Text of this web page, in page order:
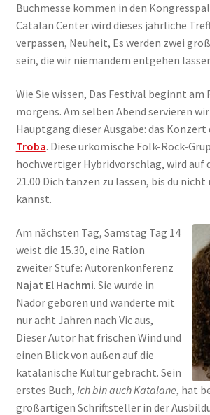
Buchmesse kommen in den
Catalan Center wird dieses jährliche
verpassen, Neuheit, Es werden zwei
sein, die wir niemandem entgehen
Wie Sie wissen, Das Festival beginnt am
morgens. Am selben Abend servieren
Hauptgang dieser Ausgabe: das Konzert
Troba. Diese urkomische Folk-Rock-
hochwertiger Hybridvorschlag, wird auf
21.00 Dich tanzen zu lassen, bis du
kannst.
Am nächsten Tag, Samstag Tag 14
weist die 15.30, eine Ration
zweiter Stufe: Autorenkonferenz
Najat El Hachmi. Sie wurde in
Nador geboren und wanderte mit
nur acht Jahren nach Vic aus,
Dieser Autor hat frischen Wind und
einen Blick von außen auf die
katalanische Kultur gebracht. Sein
erstes Buch, Ich bin auch Katalane, hat
großartigen Schriftsteller in der